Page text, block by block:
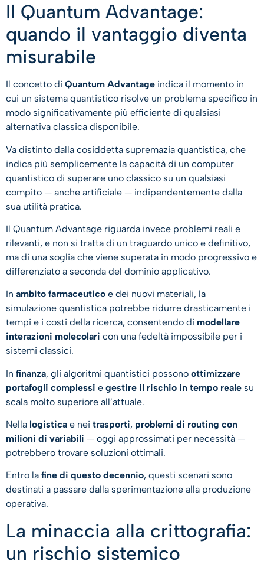
Il Quantum Advantage:
quando il vantaggio diventa
misurabile
Il concetto di Quantum Advantage indica il momento in
cui un sistema quantistico risolve un problema specifico in
modo significativamente più efficiente di qualsiasi
alternativa classica disponibile.
Va distinto dalla cosiddetta supremazia quantistica, che
indica più semplicemente la capacità di un computer
quantistico di superare uno classico su un qualsiasi
compito — anche artificiale — indipendentemente dalla
sua utilità pratica.
Il Quantum Advantage riguarda invece problemi reali e
rilevanti, e non si tratta di un traguardo unico e definitivo,
ma di una soglia che viene superata in modo progressivo e
differenziato a seconda del dominio applicativo.
In ambito farmaceutico e dei nuovi materiali, la
simulazione quantistica potrebbe ridurre drasticamente i
tempi e i costi della ricerca, consentendo di modellare
interazioni molecolari con una fedeltà impossibile per i
sistemi classici.
In finanza, gli algoritmi quantistici possono ottimizzare
portafogli complessi e gestire il rischio in tempo reale su
scala molto superiore all’attuale.
Nella logistica e nei trasporti, problemi di routing con
milioni di variabili — oggi approssimati per necessità —
potrebbero trovare soluzioni ottimali.
Entro la fine di questo decennio, questi scenari sono
destinati a passare dalla sperimentazione alla produzione
operativa.
La minaccia alla crittografia:
un rischio sistemico